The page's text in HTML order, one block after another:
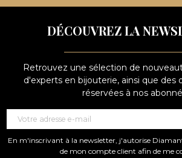
DÉCOUVREZ LA
Retrouvez une sélection de
d'experts en bijouterie, ainsi que des
réservées à nos
En m'inscrivant à la newsletter, j'autorise
de mon compte client afin de me